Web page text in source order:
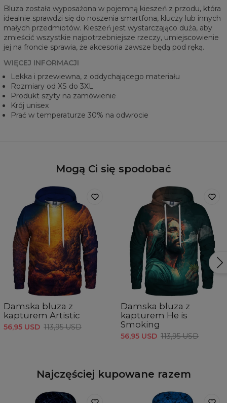
Bluza została wyposażona w pojemną kieszeń z przodu, która
idealnie sprawdzi się do noszenia smartfona, kluczy lub innych
małych przedmiotów. Kieszeń jest wystarczająco duża, aby
zmieścić wszystkie najpotrzebniejsze rzeczy, umiejscowienie
jej na froncie sprawia, że akcesoria zawsze będą pod ręką.
WIĘCEJ INFORMACJI
Lekka i przewiewna, z oddychającego materiału
Rozmiary od XS do 3XL
Produkt szyty na zamówienie
Krój unisex
Prać w temperaturze 30% na odwrocie
Mogą Ci się spodobać
Damska bluza z
kapturem Artistic
56,95 USD 113,95 USD
Damska bluza z
kapturem He is
Smoking
56,95 USD 113,95 USD
Najczęściej kupowane razem